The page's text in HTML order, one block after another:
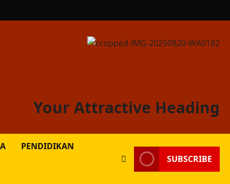
Your Attractive Heading
PENDIDIKAN
SUBSCRIBE